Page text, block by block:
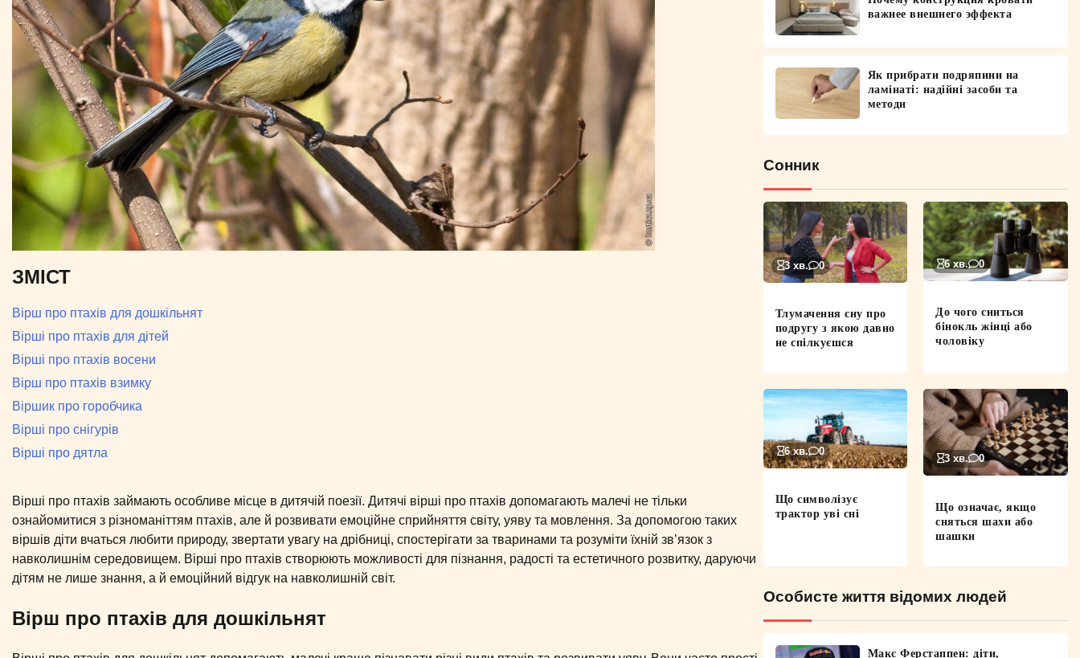
ЗМІСТ
Вірш про птахів для дошкільнят
Вірші про птахів для дітей
Вірші про птахів восени
Вірш про птахів взимку
Віршик про горобчика
Вірші про снігурів
Вірші про дятла
Вірші про птахів займають особливе місце в дитячій поезії. Дитячі вірші про птахів допомагають малечі не тільки
ознайомитися з різноманіттям птахів, але й розвивати емоційне сприйняття світу, уяву та мовлення. За допомогою таких
віршів діти вчаться любити природу, звертати увагу на дрібниці, спостерігати за тваринами та розуміти їхній зв’язок з
навколишнім середовищем. Вірші про птахів створюють можливості для пізнання, радості та естетичного розвитку, даруючи
дітям не лише знання, а й емоційний відгук на навколишній світ.
Вірш про птахів для дошкільнят
важнее внешнего эффекта
Як прибрати подряпини на
ламінаті: надійні засоби та
методи
Сонник
3 хв. 0
Тлумачення сну про
подругу з якою давно
не спілкуєшся
6 хв. 0
До чого сниться
бінокль жінці або
чоловіку
6 хв. 0
Що символізує
трактор уві сні
3 хв. 0
Що означає, якщо
сняться шахи або
шашки
Особисте життя відомих людей
Макс Ферстаппен: діти,